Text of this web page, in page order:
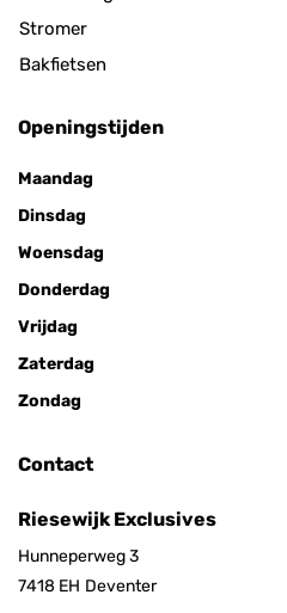
Stromer
Bakfietsen
Openingstijden
Maandag
Dinsdag
Woensdag
Donderdag
Vrijdag
Zaterdag
Zondag
Contact
Riesewijk Exclusives
Hunneperweg 3
7418 EH Deventer